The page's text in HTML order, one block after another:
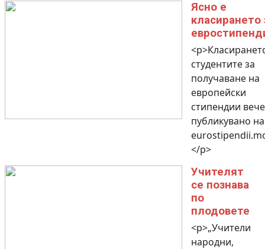
Ясно е
класирането
студентите за
получаване на
европейски
стипендии
публикувано
</p>
Учителят
се познава
по
плодовете
<p>„Учители
народни,